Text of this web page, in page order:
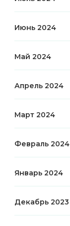
Июнь 2024
Май 2024
Апрель 2024
Март 2024
Февраль 2024
Январь 2024
Декабрь 2023